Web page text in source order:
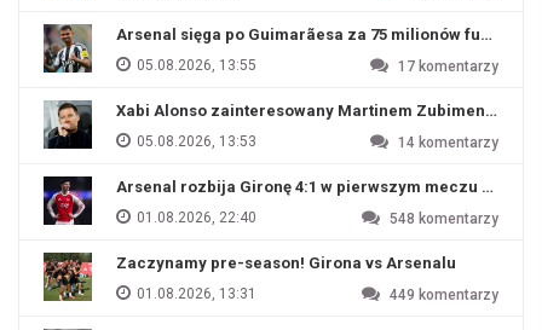
Arsenal sięga po Guimarãesa za 75 milionów funtów
05.08.2026, 13:55 17 komentarzy
Xabi Alonso zainteresowany Martinem Zubimendim
05.08.2026, 13:53 14 komentarzy
Arsenal rozbija Gironę 4:1 w pierwszym meczu
01.08.2026, 22:40 548 komentarzy
Zaczynamy pre-season! Girona vs Arsenalu
01.08.2026, 13:31 449 komentarzy